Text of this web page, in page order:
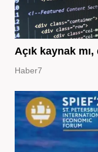
Açık kaynak mı,
Haber7